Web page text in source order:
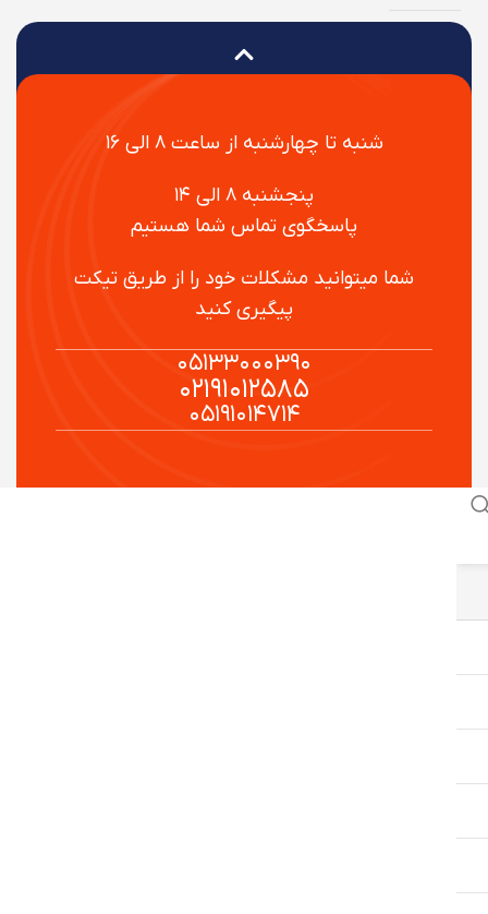
شنبه تا چهارشنبه از ساعت ۸ الی ۱۶
پنجشنبه ۸ الی ۱۴
پاسخگوی تماس شما هستیم
شما میتوانید مشکلات خود را از طریق تیکت
پیگیری کنید
۰۵۱۳۳۰۰۰۳۹۰
۰۲۱۹۱۰۱۲۵۸۵
۰۵۱۹۱۰۱۴۷۱۴